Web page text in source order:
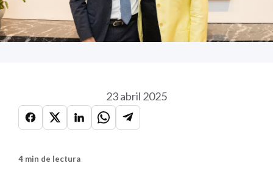
23 abril 2025
4 min de lectura